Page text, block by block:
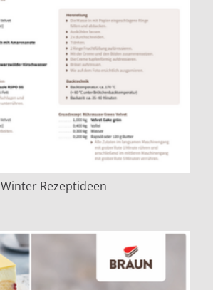
Winter Rezeptideen